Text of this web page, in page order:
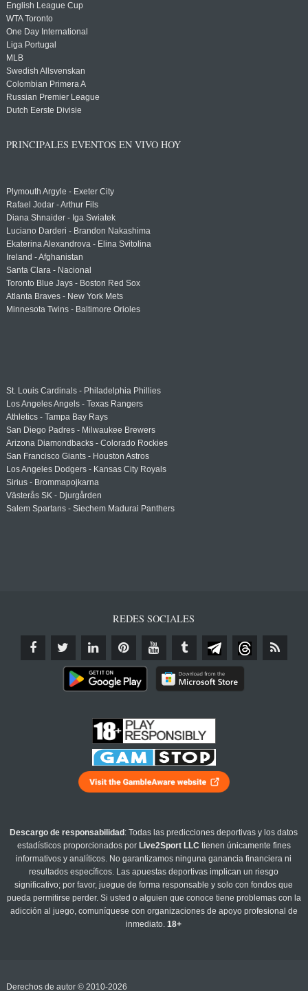
English League Cup
WTA Toronto
One Day International
Liga Portugal
MLB
Swedish Allsvenskan
Colombian Primera A
Russian Premier League
Dutch Eerste Divisie
PRINCIPALES EVENTOS EN VIVO HOY
Plymouth Argyle - Exeter City
Rafael Jodar - Arthur Fils
Diana Shnaider - Iga Swiatek
Luciano Darderi - Brandon Nakashima
Ekaterina Alexandrova - Elina Svitolina
Ireland - Afghanistan
Santa Clara - Nacional
Toronto Blue Jays - Boston Red Sox
Atlanta Braves - New York Mets
Minnesota Twins - Baltimore Orioles
St. Louis Cardinals - Philadelphia Phillies
Los Angeles Angels - Texas Rangers
Athletics - Tampa Bay Rays
San Diego Padres - Milwaukee Brewers
Arizona Diamondbacks - Colorado Rockies
San Francisco Giants - Houston Astros
Los Angeles Dodgers - Kansas City Royals
Sirius - Brommapojkarna
Västerås SK - Djurgården
Salem Spartans - Siechem Madurai Panthers
REDES SOCIALES
Descargo de responsabilidad : Todas las predicciones deportivas y los datos
estadísticos proporcionados por Live2Sport LLC tienen únicamente fines
informativos y analíticos. No garantizamos ninguna ganancia financiera ni
resultados específicos. Las apuestas deportivas implican un riesgo
significativo; por favor, juegue de forma responsable y solo con fondos que
pueda permitirse perder. Si usted o alguien que conoce tiene problemas con la
adicción al juego, comuníquese con organizaciones de apoyo profesional de
inmediato.18+
Derechos de autor © 2010-2026